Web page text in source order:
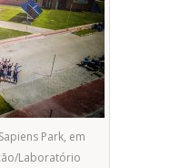
Park, em
Laboratório